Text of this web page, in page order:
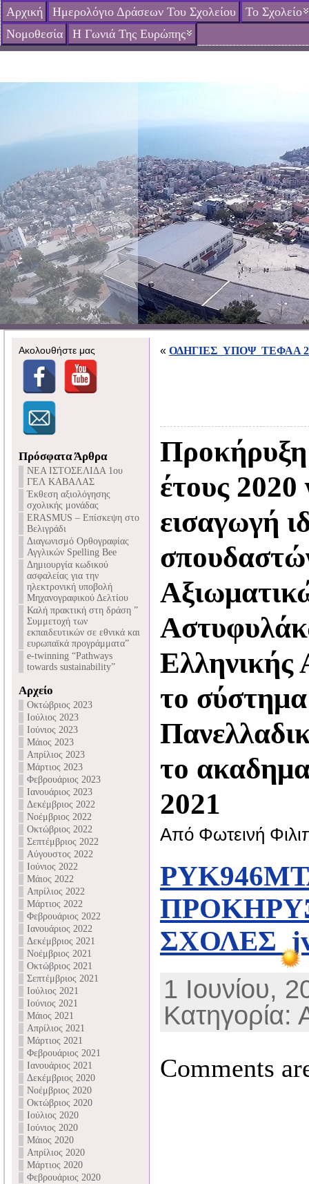
Αρχική Ημερολόγιο Δράσεων Του Σχολείου
Το Σχολείο
Νομοθεσία
Η Γωνιά Της Ευρώπης
Ακολουθήστε μας
Πρόσφατα Άρθρα
NEA ΙΣΤΟΣΕΛΙΔΑ 1ου
ΓΕΛ ΚΑΒΑΛΑΣ
Έκθεση αξιολόγησης
σχολικής μονάδας
ERASMUS – Επίσκεψη στο
Βελιγράδι
Διαγωνισμό Ορθογραφίας
Αγγλικών Spelling Bee
Δημιουργία κωδικού
ασφαλείας για την
ηλεκτρονική υποβολή
Μηχανογραφικού Δελτίου
Καλή πρακτική στη δράση ”
Συμμετοχή των
εκπαιδευτικών σε εθνικά και
ευρωπαϊκά προγράμματα”
e-twinning “Pathways
towards sustainability”
Αρχείο
Οκτώβριος 2023
Ιούλιος 2023
Ιούνιος 2023
Μάιος 2023
Απρίλιος 2023
Μάρτιος 2023
Φεβρουάριος 2023
Ιανουάριος 2023
Δεκέμβριος 2022
Νοέμβριος 2022
Οκτώβριος 2022
Σεπτέμβριος 2022
Αύγουστος 2022
Ιούνιος 2022
Μάιος 2022
Απρίλιος 2022
Μάρτιος 2022
Φεβρουάριος 2022
Ιανουάριος 2022
Δεκέμβριος 2021
Νοέμβριος 2021
Οκτώβριος 2021
Σεπτέμβριος 2021
Ιούλιος 2021
Ιούνιος 2021
Μάιος 2021
Απρίλιος 2021
Μάρτιος 2021
Φεβρουάριος 2021
Ιανουάριος 2021
Δεκέμβριος 2020
Νοέμβριος 2020
Οκτώβριος 2020
Ιούλιος 2020
Ιούνιος 2020
Μάιος 2020
Απρίλιος 2020
Μάρτιος 2020
Φεβρουάριος 2020
« ΟΔΗΓΙΕΣ_ΥΠΟΨ_ΤΕΦΑΑ
Προκήρυξη
έτους 2020
εισαγωγή
Ελληνικής
το
το
2021
Από Φωτεινή
1 Ιουνίου,
Κατηγορία:
Comments